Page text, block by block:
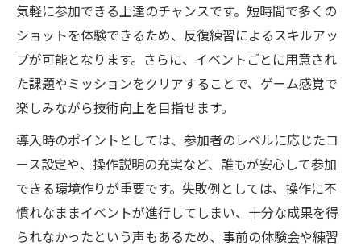
気軽に参加できる上達のチャンスです。短時間で多くの
ショットを体験できるため、反復練習によるスキルアッ
プが可能となります。さらに、イベントごとに用意され
た課題やミッションをクリアすることで、ゲーム感覚で
楽しみながら技術向上を目指せます。
導入時のポイントとしては、参加者のレベルに応じたコ
ース設定や、操作説明の充実など、誰もが安心して参加
できる環境作りが重要です。失敗例としては、操作に不
慣れなままイベントが進行してしまい、十分な成果を得
られなかったという声もあるため、事前の体験会や練習